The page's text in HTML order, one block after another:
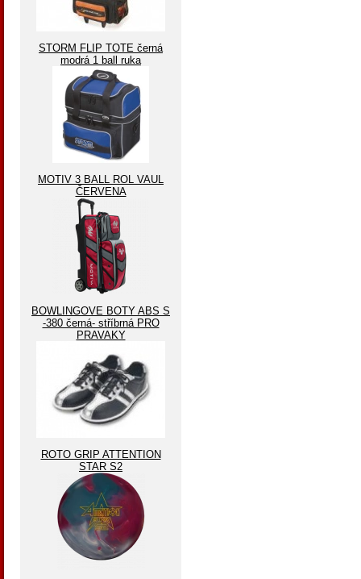
STORM FLIP TOTE černá
modrá 1 ball ruka
MOTIV 3 BALL ROL VAUL
ČERVENA
BOWLINGOVE BOTY ABS S
-380 černá- stříbrná PRO
PRAVAKY
ROTO GRIP ATTENTION
STAR S2